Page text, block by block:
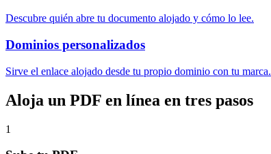
Descubre quién abre tu documento alojado y cómo lo lee.
Dominios personalizados
Sirve el enlace alojado desde tu propio dominio con tu marca.
Aloja un PDF en línea en tres pasos
1